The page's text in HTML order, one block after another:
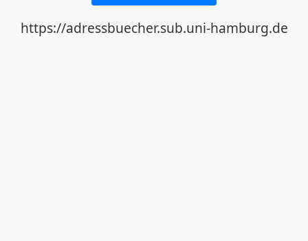
https://adressbuecher.sub.uni-hamburg.de